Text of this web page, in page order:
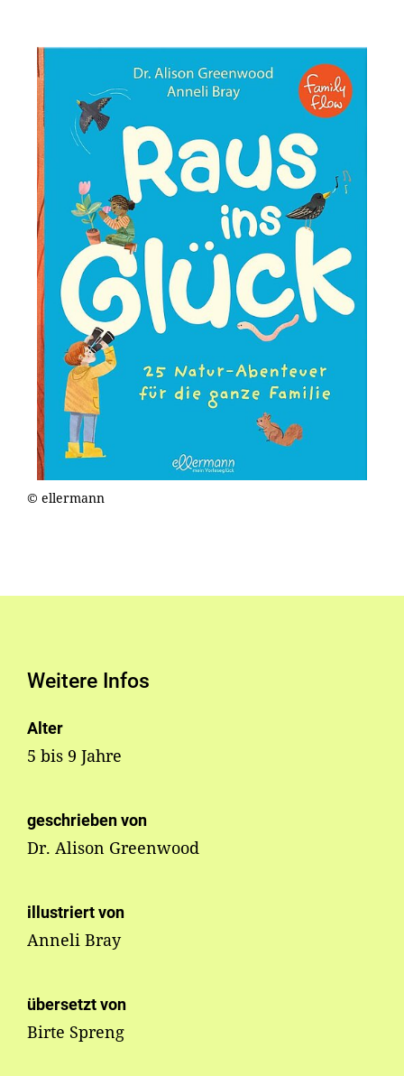
© ellermann
Weitere Infos
Alter
5 bis 9 Jahre
geschrieben von
Dr. Alison Greenwood
illustriert von
Anneli Bray
übersetzt von
Birte Spreng